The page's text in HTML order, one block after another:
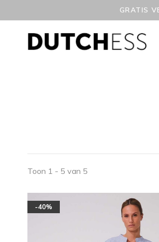
GRATIS
Toon 1 - 5 van 5
-40%